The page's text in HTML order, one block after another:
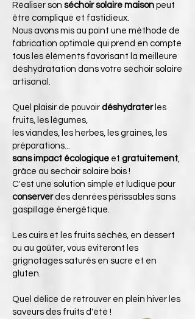
Réaliser son séchoir solaire maison peut
être compliqué et fastidieux.
Nous avons mis au point une méthode de
fabrication optimale qui prend en compte
tous les éléments favorisant la meilleure
déshydratation dans votre séchoir solaire
artisanal.
Quel plaisir de pouvoir déshydraterles
fruits, les légumes,
les viandes, les herbes, les graines, les
préparations...
sans impact écologique et gratuitement,
grâce au sechoir solaire bois !
​C'est une solution simple et ludique pour
conserver des denrées périssables sans
gaspillage énergétique.
Les cuirs et les fruits séchés, en dessert
ou au goûter, vous éviteront les
grignotages saturés en sucre et en
gluten.
Quel délice de retrouver en plein hiver les
saveurs des fruits d'été !